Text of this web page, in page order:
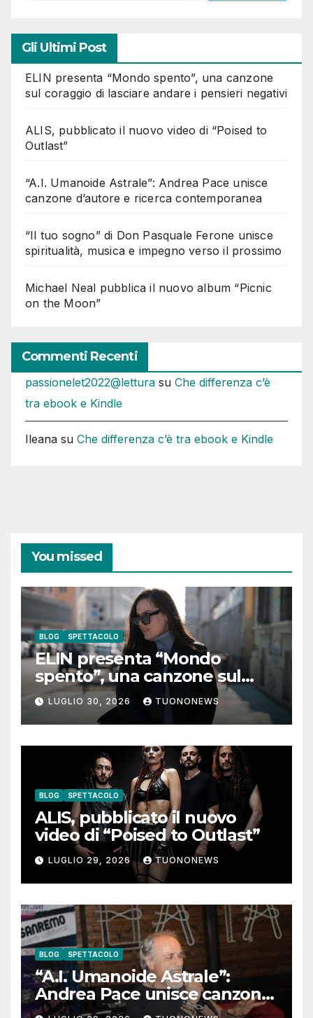
Gli Ultimi Post
ELIN presenta “Mondo spento”, una canzone
sul coraggio di lasciare andare i pensieri negativi
ALIS, pubblicato il nuovo video di “Poised to
Outlast”
“A.I. Umanoide Astrale”: Andrea Pace unisce
canzone d’autore e ricerca contemporanea
“Il tuo sogno” di Don Pasquale Ferone unisce
spiritualità, musica e impegno verso il prossimo
Michael Neal pubblica il nuovo album “Picnic
on the Moon”
Commenti Recenti
passionelet2022@lettura su Che differenza c’è
tra ebook e Kindle
Ileana su Che differenza c’è tra ebook e Kindle
You missed
BLOG SPETTACOLO
ELIN presenta “Mondo
spento”, una canzone sul
coraggio di lasciare andare i
pensieri negativi
LUGLIO 30, 2026 TUONONEWS
BLOG SPETTACOLO
ALIS, pubblicato il nuovo
video di “Poised to Outlast”
LUGLIO 29, 2026 TUONONEWS
BLOG SPETTACOLO
“A.I. Umanoide Astrale”:
Andrea Pace unisce canzone
d’autore e ricerca